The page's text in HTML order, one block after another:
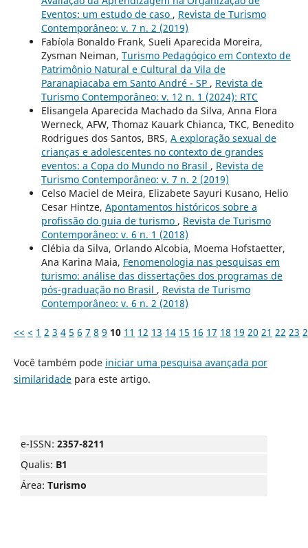
Eventos: um estudo de caso , Revista de Turismo
Contemporâneo: v. 7 n. 2 (2019)
Fabíola Bonaldo Frank, Sueli Aparecida Moreira,
Zysman Neiman, Turismo Pedagógico em Contexto de
Patrimônio Natural e Cultural da Vila de
Paranapiacaba em Santo André - SP , Revista de
Turismo Contemporâneo: v. 12 n. 1 (2024): RTC
Elisangela Aparecida Machado da Silva, Anna Flora
Werneck, AFW, Thomaz Kauark Chianca, TKC, Benedito
Rodrigues dos Santos, BRS, A exploração sexual de
crianças e adolescentes no contexto de grandes
eventos: a Copa do Mundo no Brasil , Revista de
Turismo Contemporâneo: v. 7 n. 2 (2019)
Celso Maciel de Meira, Elizabete Sayuri Kusano, Helio
Cesar Hintze, Apontamentos históricos sobre a
profissão do guia de turismo , Revista de Turismo
Contemporâneo: v. 6 n. 1 (2018)
Clébia da Silva, Orlando Alcobia, Moema Hofstaetter,
Ana Karina Maia, Fenomenologia nas pesquisas em
turismo: análise das dissertações dos programas de
pós-graduação no Brasil , Revista de Turismo
Contemporâneo: v. 6 n. 2 (2018)
<< < 1 2 3 4 5 6 7 8 9 10 11 12 13 14 15 16 17 18 19 20 21 22 23
Você também pode iniciar uma pesquisa avançada por
similaridadepara este artigo.
e-ISSN: 2357-8211
Qualis: B1
Área: Turismo